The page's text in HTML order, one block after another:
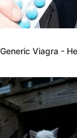
à jour le 21
2026 à CAGNES
PRIX
Viagra -